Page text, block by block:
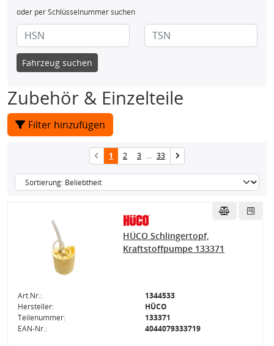
oder per Schlüsselnummer suchen
Fahrzeug suchen
Zubehör & Einzelteile
Filter hinzufügen
1 2 3 ... 33
HÜCO Schlingertopf,
Kraftstoffpumpe 133371
Art.Nr.:
1344533
Hersteller:
HÜCO
Teilenummer:
133371
EAN-Nr.:
4044079333719